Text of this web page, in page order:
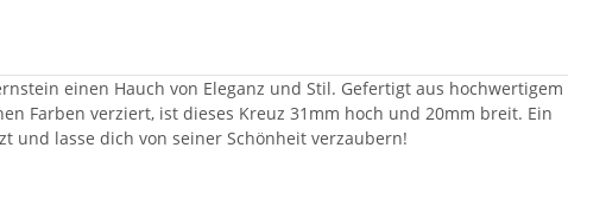
einen Hauch von Eleganz und Stil. Gefertigt aus hochwertigem
Farben verziert, ist dieses Kreuz 31mm hoch und 20mm breit. Ein
und lasse dich von seiner Schönheit verzaubern!